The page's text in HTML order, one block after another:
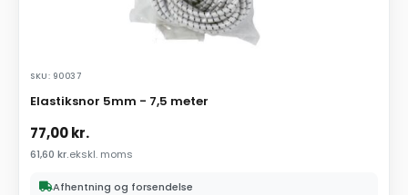
SKU: 90037
Elastiksnor 5mm - 7,5 meter
77,00kr.
61,60 kr.ekskl. moms
Afhentning og forsendelse